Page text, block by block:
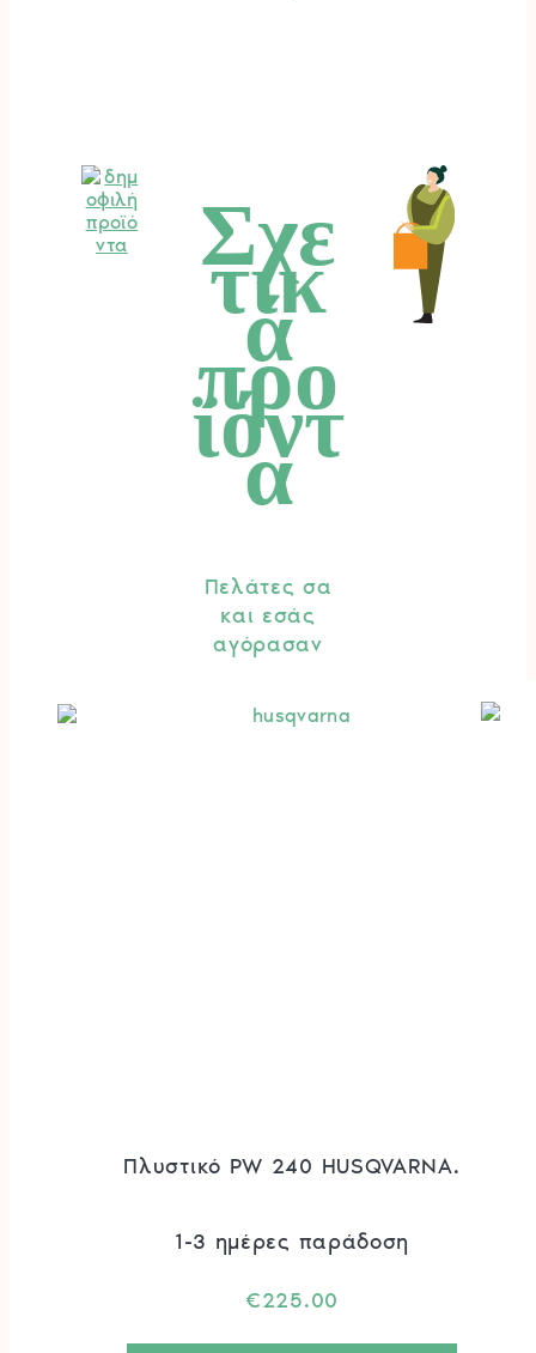
Σχε
τικ
ά
προ
ϊόντ
α
Πελάτες σα
και εσάς
αγόρασαν
Πλυστικό PW 240 HUSQVARNA.
1-3 ημέρες παράδοση
€225.00